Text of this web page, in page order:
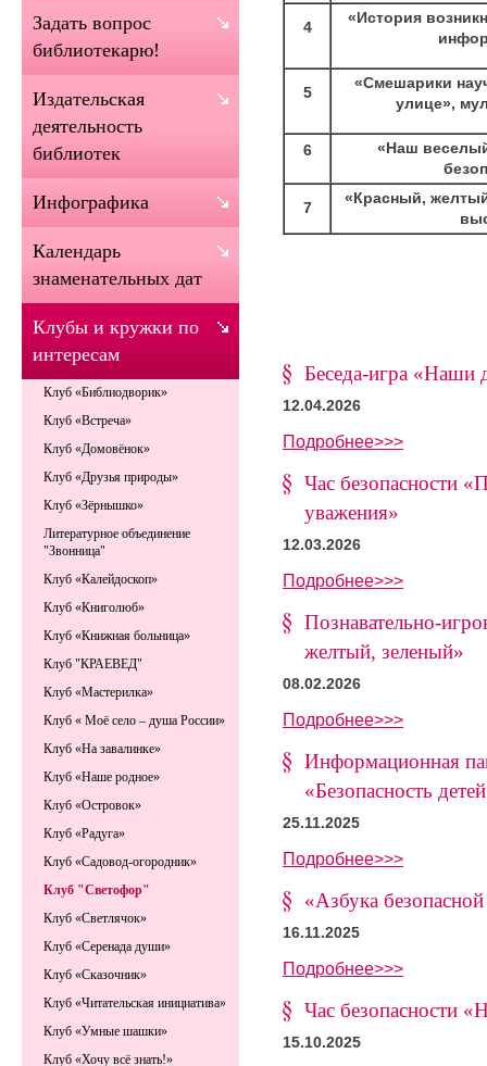
4
«История
5
«Смешарики
улице»,
6
«Наш
7
«Красный,
Беседа-игра «Наши
12.04.2026
Подробнее>>>
Час безопасности
уважения»
12.03.2026
Подробнее>>>
Познавательно-
желтый, зеленый»
08.02.2026
Подробнее>>>
Информационная
«Безопасность
25.11.2025
Подробнее>>>
«Азбука
16.11.2025
Подробнее>>>
Час безопасности
15.10.2025
Задать вопрос
библиотекарю!
Издательская
деятельность
библиотек
Инфографика
Календарь
знаменательных дат
Клубы и кружки по
интересам
Клуб «Библиодворик»
Клуб «Встреча»
Клуб «Домовёнок»
Клуб «Друзья природы»
Клуб «Зёрнышко»
Литературное объединение
"Звонница"
Клуб «Калейдоскоп»
Клуб «Книголюб»
Клуб «Книжная больница»
Клуб "КРАЕВЕД"
Клуб «Мастерилка»
Клуб « Моё село – душа России»
Клуб «На завалинке»
Клуб «Наше родное»
Клуб «Островок»
Клуб «Радуга»
Клуб «Садовод-огородник»
Клуб "Светофор"
Клуб «Светлячок»
Клуб «Серенада души»
Клуб «Сказочник»
Клуб «Читательская инициатива»
Клуб «Умные шашки»
Клуб «Хочу всё знать!»